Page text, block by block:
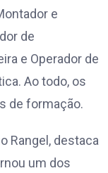
e
de
e Operador de
Ao todo, os
de formação.
Rangel, destaca
um dos